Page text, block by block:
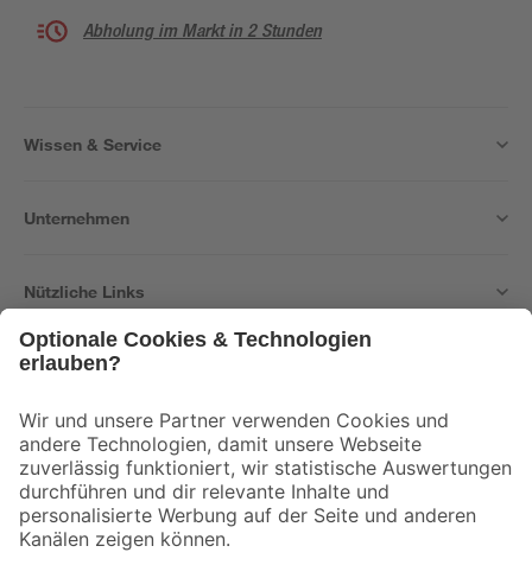
Abholung im Markt in 2 Stunden
Wissen & Service
Unternehmen
Nützliche Links
Der toom Newsletter: Keine Angebote und Aktionen mehr verpassen!
Zur Newsletter Anmeldung
Folge uns